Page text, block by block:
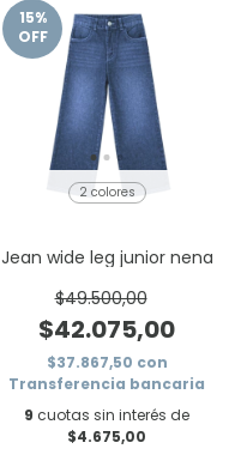
15%
OFF
2 colores
Jean wide leg junior nena
$49.500,00
$42.075,00
$37.867,50 con
Transferencia bancaria
9 cuotas sin interés de
$4.675,00